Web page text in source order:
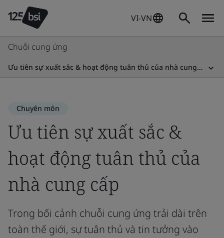
VI-VN
Chuỗi cung ứng
Ưu tiên sự xuất sắc & hoạt động tuân thủ của nhà cung cấp
Chuyên môn
Ưu tiên sự xuất sắc &
hoạt động tuân thủ của
nhà cung cấp
Trong bối cảnh chuỗi cung ứng trải dài trên
toàn thế giới, sự tuân thủ và tin tưởng vào